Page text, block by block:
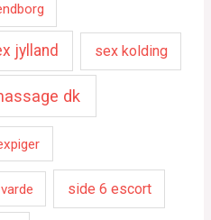
jylland sex kolding
dk
side 6 escort